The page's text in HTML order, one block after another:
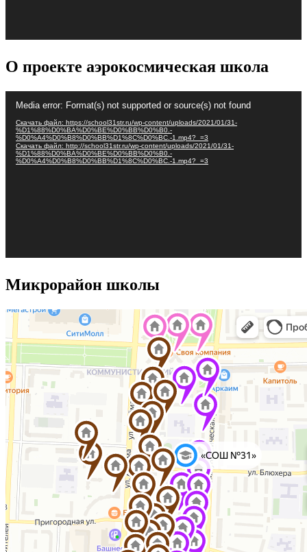
О проекте аэрокосмическая школа
Media error: Format(s) not supported or source(s) not found
Скачать файл: https://school31str.ru/wp-content/uploads/2021/01/31-
%D1%88%D0%BA%D0%BE%D0%BB%D0%B0.-
%D0%A4%D0%B8%D0%BB%D1%8C%D0%BC.-1.mp4?_=3
Скачать файл: http://school31str.ru/wp-content/uploads/2021/01/31-
%D1%88%D0%BA%D0%BE%D0%BB%D0%B0.-
%D0%A4%D0%B8%D0%BB%D1%8C%D0%BC.-1.mp4?_=3
Микрорайон школы